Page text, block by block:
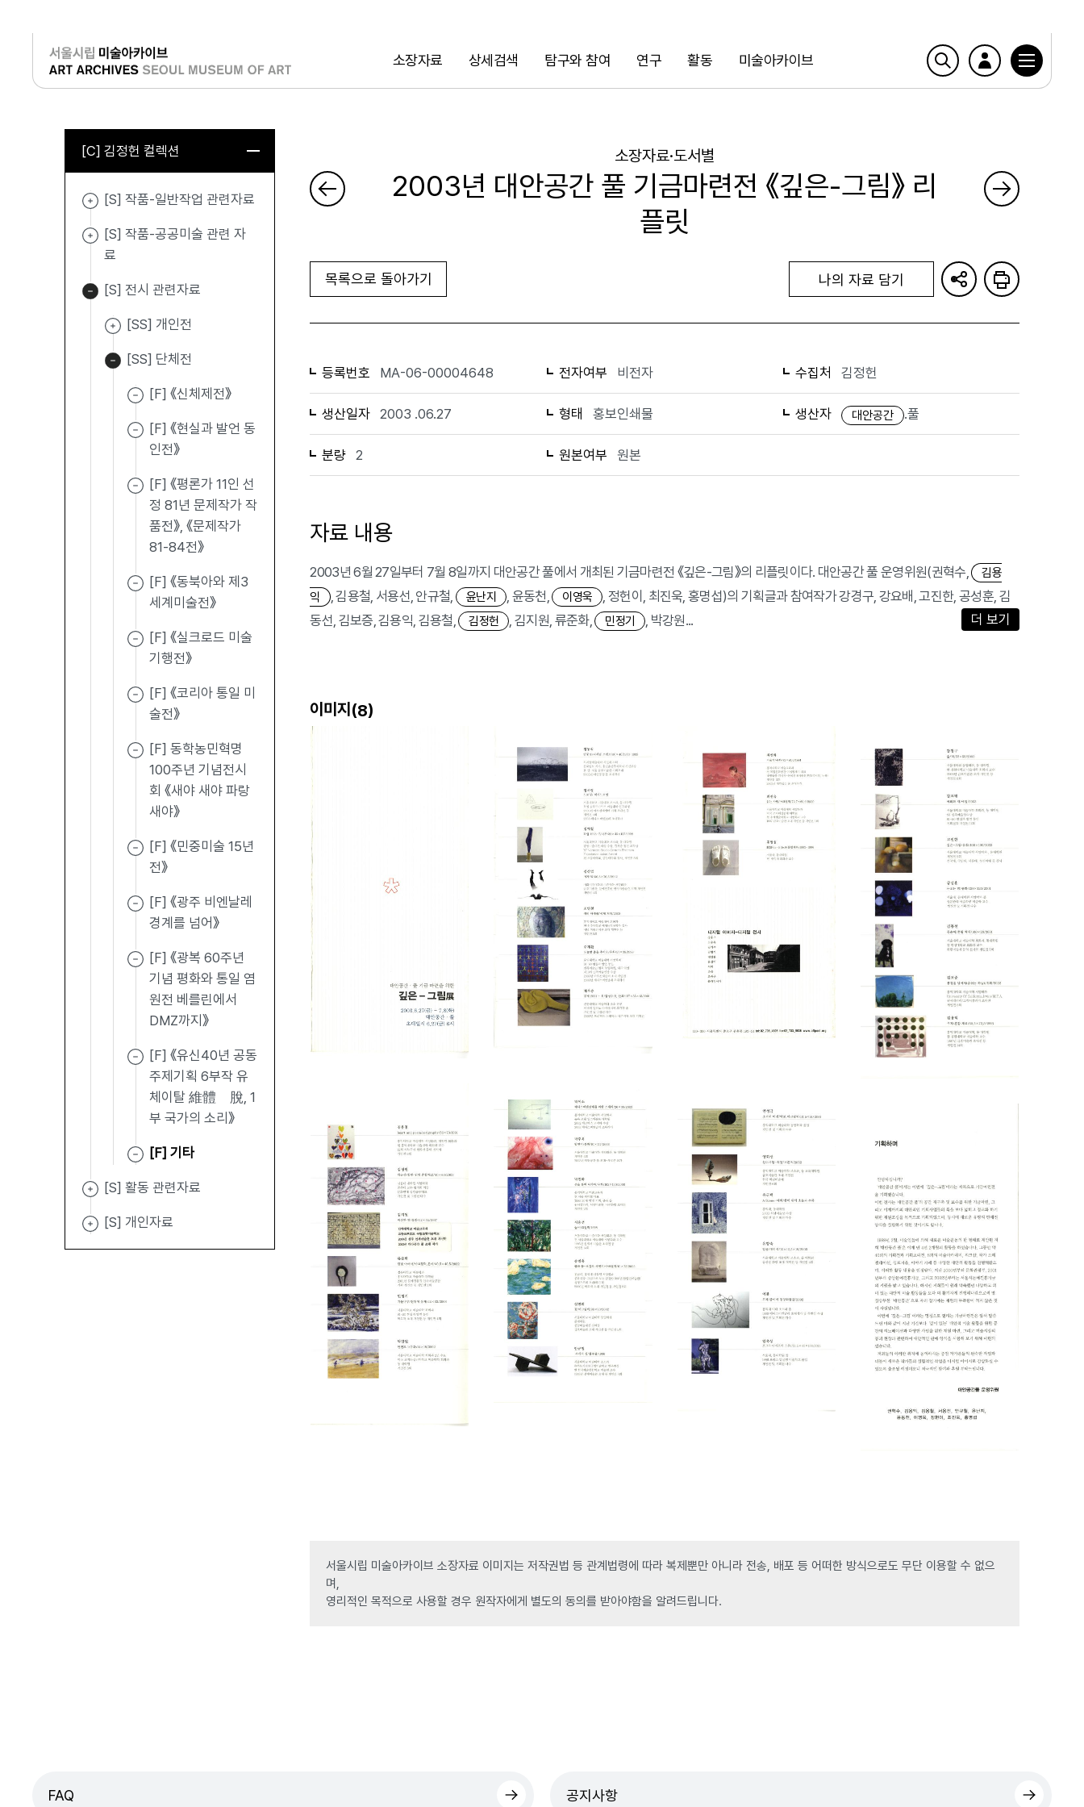
소장자료 상세검색 탐구와 참여 연구 활동 미술아카이브
검색
로그인
[C] 김정헌 컬렉션
[S] 작품-일반작업 관련자료
[S] 작품-공공미술 관련 자
료
[S] 전시 관련자료
[SS] 개인전
[SS] 단체전
[F] 《신체제전》
[F] 《현실과 발언 동
인전》
[F] 《평론가 11인 선
정 81년 문제작가 작
품전》, 《문제작가
81-84전》
[F] 《동북아와 제3
세계미술전》
[F] 《실크로드 미술
기행전》
[F] 《코리아 통일 미
술전》
[F] 동학농민혁명
100주년 기념전시
회 《새야 새야 파랑
새야》
[F] 《민중미술 15년
전》
[F] 《광주 비엔날레
경계를 넘어》
[F] 《광복 60주년
기념 평화와 통일 염
원전 베를린에서
DMZ까지》
[F] 《유신40년 공동
주제기획 6부작 유
체이탈 維體離脫, 1
부 국가의 소리》
[F] 기타
[S] 활동 관련자료
[S] 개인자료
소장자료·도서별
2003년 대안공간 풀 기금마련전 《깊은-그림》 리
플릿
목록으로 돌아가기 나의 자료 담기
등록번호 MA-06-00004648 전자여부 비전자 수집처 김정헌
생산일자 2003 .06.27 형태 홍보인쇄물 생산자 대안공간 .풀
분량 2 원본여부 원본
자료 내용
2003년 6월 27일부터 7월 8일까지 대안공간 풀에서 개최된 기금마련전 《깊은-그림》의 리플릿이다. 대안공간 풀 운영위원(권혁수,
김용
익
, 김용철, 서용선, 안규철, 윤난지 , 윤동천, 이영욱
, 정헌이, 최진욱, 홍명섭)의 기획글과 참여작가 강경구, 강요배, 고진한, 공성훈, 김
동선, 김보증, 김용익, 김용철,
김정헌 , 김지원, 류준화, 민정기 , 박강원... 더 보기
이미지(8)
서울시립 미술아카이브 소장자료 이미지는 저작권법 등 관계법령에 따라 복제뿐만 아니라 전송, 배포 등 어떠한 방식으로도 무단 이용할 수 없으
며,
영리적인 목적으로 사용할 경우 원작자에게 별도의 동의를 받아야함을 알려드립니다.
FAQ 공지사항